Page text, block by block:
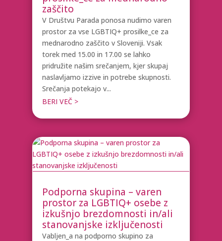
zaščito
V Društvu Parada ponosa nudimo varen
prostor za vse LGBTIQ+ prosilke_ce za
mednarodno zaščito v Sloveniji. Vsak
torek med 15.00 in 17.00 se lahko
pridružite našim srečanjem, kjer skupaj
naslavljamo izzive in potrebe skupnosti.
Srečanja potekajo v...
BERI VEČ >
Podporna skupina – varen
prostor za LGBTIQ+ osebe z
izkušnjo brezdomnosti in/ali
stanovanjske izključenosti
Vabljen_a na podporno skupino za